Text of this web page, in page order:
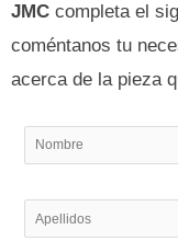
JMC completa el
coméntanos tu
acerca de la pieza